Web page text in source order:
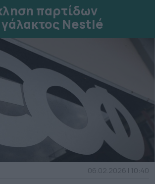
παρτίδων
Nestlé
06.02.2026 | 10:40